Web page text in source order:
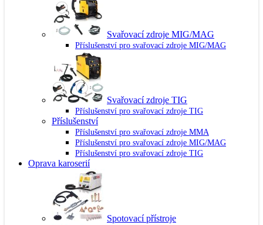
Svařovací zdroje MIG/MAG
Příslušenství pro svařovací zdroje MIG/MAG
Svařovací zdroje TIG
Příslušenství pro svařovací zdroje TIG
Příslušenství
Příslušenství pro svařovací zdroje MMA
Příslušenství pro svařovací zdroje MIG/MAG
Příslušenství pro svařovací zdroje TIG
Oprava karoserií
Spotovací přístroje